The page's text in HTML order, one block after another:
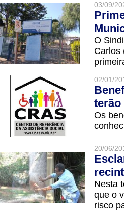
03/09/
O
Carlos
02/01/
terão
Os
20/06/
Nesta
que o
risco